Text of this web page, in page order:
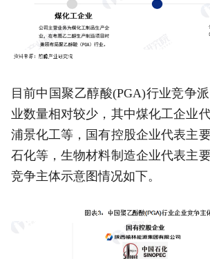
目前中国聚乙醇酸(PGA)行业竞争
业数量相对较少，其中煤化工企业
浦景化工等，国有控股企业代表主
石化等，生物材料制造企业代表主
竞争主体示意图情况如下。